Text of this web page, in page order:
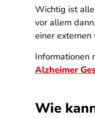
Wichtig ist
vor allem
einer
Informationen
Alzheimer
Wie